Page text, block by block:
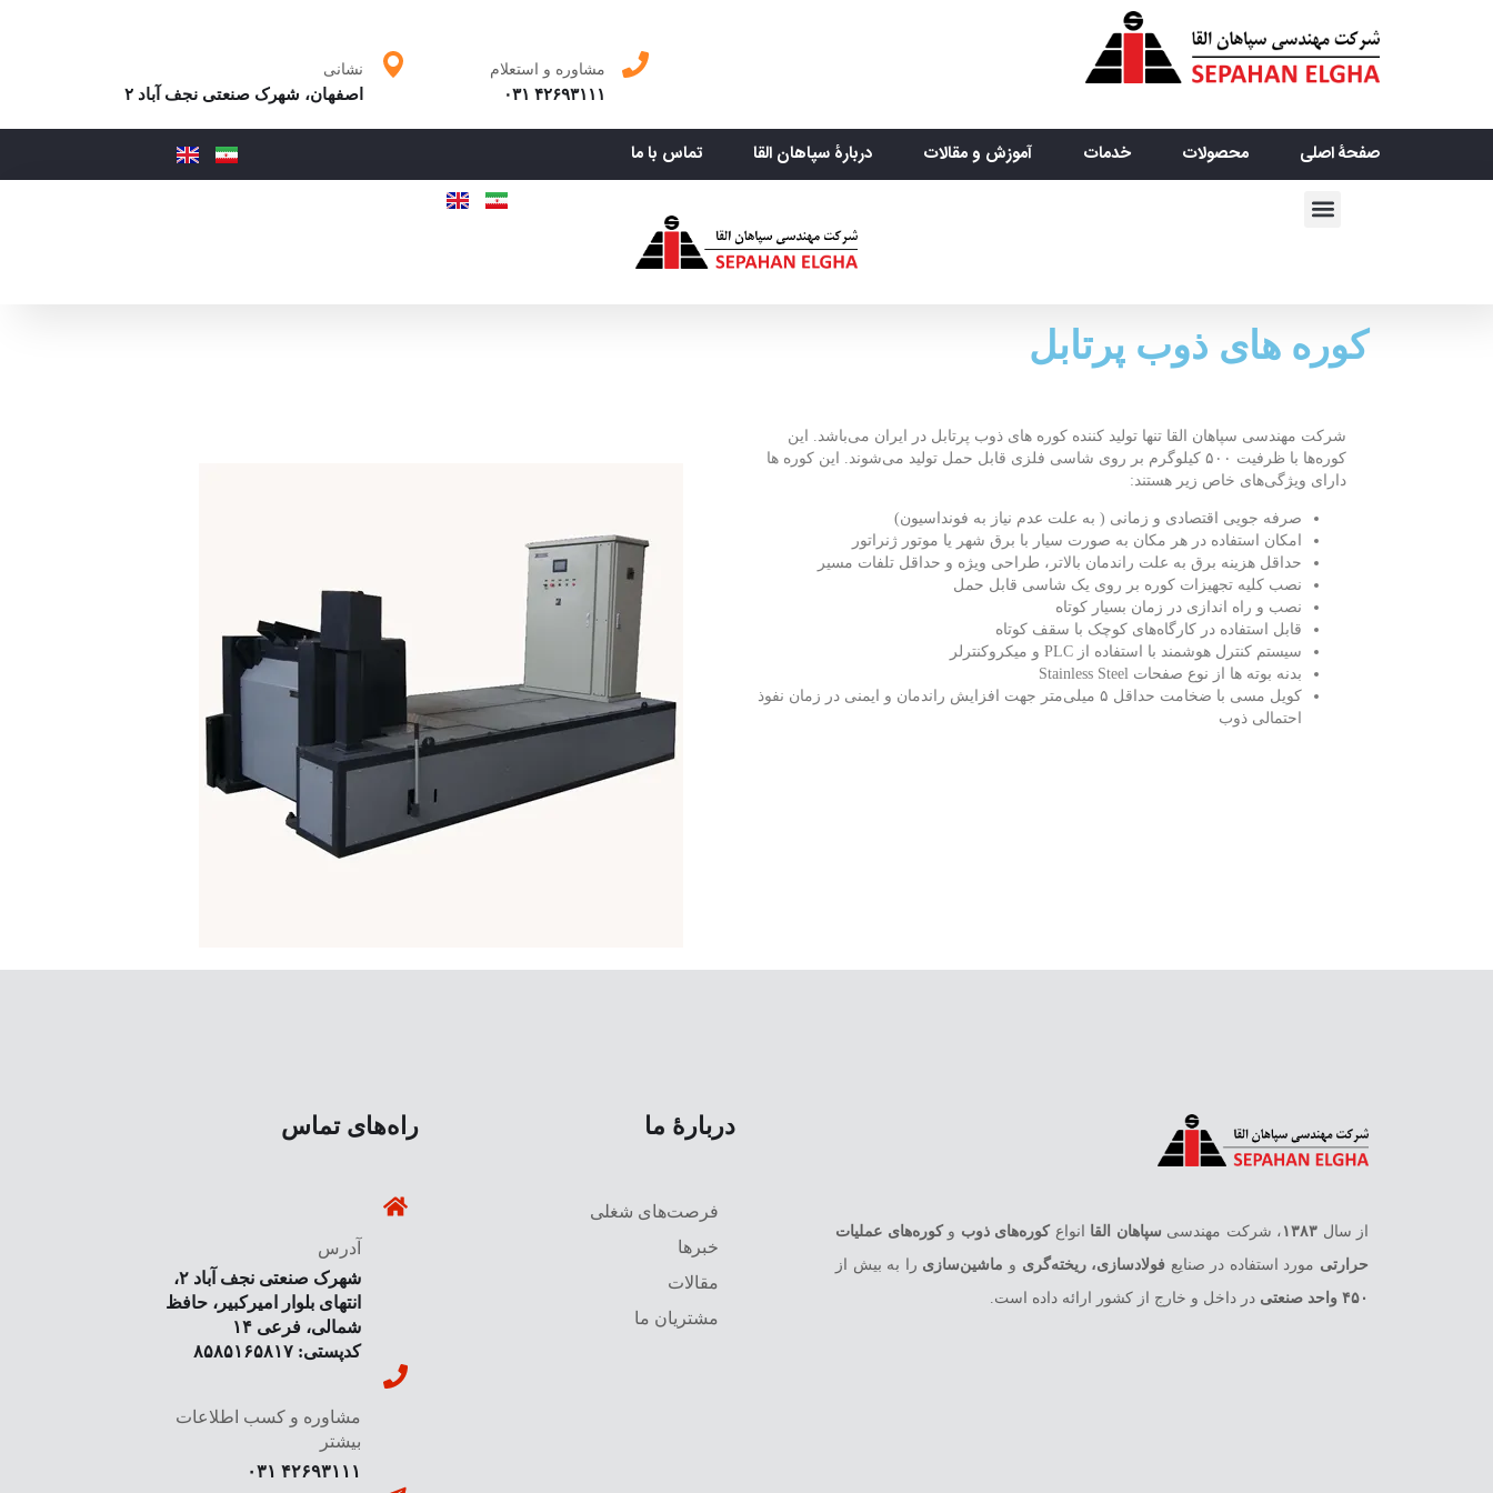
نشانی
اصفهان، شهرک صنعتی نجف آباد ۲
مشاوره و استعلام
۴۲۶۹۳۱۱۱ ۰۳۱
صفحۀ اصلی محصولات خدمات آموزش و مقالات دربارۀ سپاهان القا تماس با ما
کوره های ذوب پرتابل
شرکت مهندسی سپاهان القا تنها تولید کننده کوره های ذوب پرتابل در ایران می‌باشد. این
کوره‌ها با ظرفیت ۵۰۰ کیلوگرم بر روی شاسی فلزی قابل حمل تولید می‌شوند. این کوره ها
دارای ویژگی‌های خاص زیر هستند:
صرفه جویی اقتصادی و زمانی ( به علت عدم نیاز به فونداسیون)
امکان استفاده در هر مکان به صورت سیار با برق شهر یا موتور ژنراتور
حداقل هزینه برق به علت راندمان بالاتر، طراحی ویژه و حداقل تلفات مسیر
نصب کلیه تجهیزات کوره بر روی یک شاسی قابل حمل
نصب و راه اندازی در زمان بسیار کوتاه
قابل استفاده در کارگاه‌های کوچک با سقف کوتاه
سیستم کنترل هوشمند با استفاده از PLC و میکروکنترلر
بدنه بوته ها از نوع صفحات Stainless Steel
کویل مسی با ضخامت حداقل ۵ میلی‌متر جهت افزایش راندمان و ایمنی در زمان نفوذ
احتمالی ذوب
از سال ۱۳۸۳ ، شرکت مهندسی سپاهان القا انواع کوره‌های ذوب وکوره‌های عملیات
حرارتی مورد استفاده در صنایع فولادسازی، ریخته‌گری و ماشین‌سازی را به بیش از
۴۵۰ واحد صنعتی
در داخل و خارج از کشور ارائه داده است.
دربارۀ ما
فرصت‌های شغلی
خبرها
مقالات
مشتریان ما
راه‌های تماس
آدرس
شهرک صنعتی نجف آباد ۲،
انتهای بلوار امیرکبیر، حافظ
شمالی، فرعی ۱۴
کدپستی: ۸۵۸۵۱۶۵۸۱۷
مشاوره و کسب اطلاعات
بیشتر
۴۲۶۹۳۱۱۱ ۰۳۱